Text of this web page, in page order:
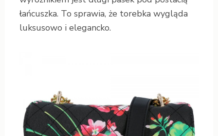
łańcuszka. To sprawia, że torebka wygląda
luksusowo i elegancko.